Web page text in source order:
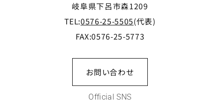
岐阜県下呂市森1209
TEL:0576-25-5505(代表)
FAX:0576-25-5773
お問い合わせ
Official SNS